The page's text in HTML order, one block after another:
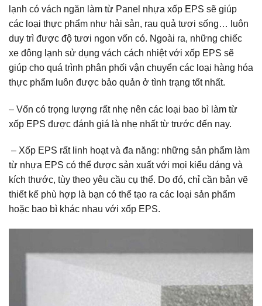
lạnh có vách ngăn làm từ Panel nhựa xốp EPS sẽ giúp
các loại thực phẩm như hải sản, rau quả tươi sống… luôn
duy trì được độ tươi ngon vốn có. Ngoài ra, những chiếc
xe đông lạnh sử dụng vách cách nhiệt với xốp EPS sẽ
giúp cho quá trình phân phối vận chuyển các loại hàng hóa
thực phẩm luôn được bảo quản ở tình trạng tốt nhất.
– Vốn có trọng lượng rất nhẹ nên các loại bao bì làm từ
xốp EPS được đánh giá là nhẹ nhất từ trước đến nay.
– Xốp EPS rất linh hoạt và đa năng: những sản phẩm làm
từ nhựa EPS có thể được sản xuất với mọi kiểu dáng và
kích thước, tùy theo yêu cầu cụ thể. Do đó, chỉ cần bản vẽ
thiết kế phù hợp là bạn có thể tạo ra các loại sản phẩm
hoặc bao bì khác nhau với xốp EPS.